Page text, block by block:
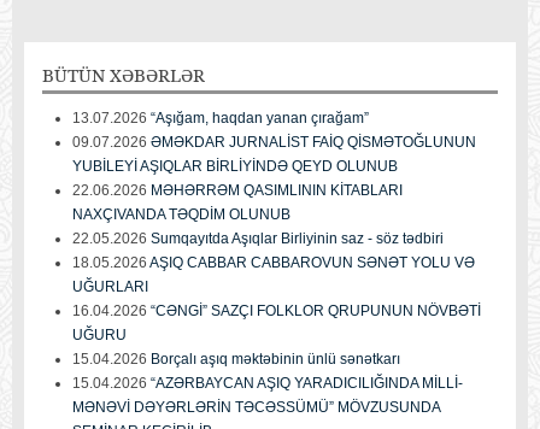
BÜTÜN XƏBƏRLƏR
13.07.2026 “Aşığam, haqdan yanan çırağam”
09.07.2026 ƏMƏKDAR JURNALİST FAİQ QİSMƏTOĞLUNUN
YUBİLEYİ AŞIQLAR BİRLİYİNDƏ QEYD OLUNUB
22.06.2026 MƏHƏRRƏM QASIMLININ KİTABLARI
NAXÇIVANDA TƏQDİM OLUNUB
22.05.2026 Sumqayıtda Aşıqlar Birliyinin saz - söz tədbiri
18.05.2026 AŞIQ CABBAR CABBAROVUN SƏNƏT YOLU VƏ
UĞURLARI
16.04.2026 “CƏNGİ” SAZÇI FOLKLOR QRUPUNUN NÖVBƏTİ
UĞURU
15.04.2026 Borçalı aşıq məktəbinin ünlü sənətkarı
15.04.2026 “AZƏRBAYCAN AŞIQ YARADICILIĞINDA MİLLİ-
MƏNƏVİ DƏYƏRLƏRİN TƏCƏSSÜMÜ” MÖVZUSUNDA